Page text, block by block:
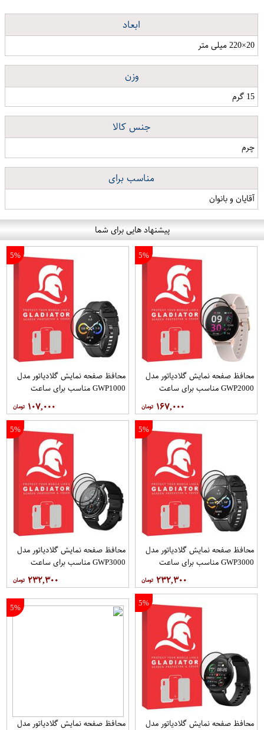
ابعاد
20×220 میلی متر
وزن
15 گرم
جنس کالا
چرم
مناسب برای
آقایان و بانوان
پیشنهاد هایی برای شما
5%
محافظ صفحه نمایش گلادیاتور مدل
GWP2000 مناسب برای ساعت
هوشمند شیائومی Imilab W11 بسته
دو عددی
۱۶۷,۰۰۰
5%
محافظ صفحه نمایش گلادیاتور مدل
GWP1000 مناسب برای ساعت
۱۰۷,۰۰۰
5%
محافظ صفحه نمایش گلادیاتور مدل
GWP3000 مناسب برای ساعت
هوشمند شیائومی Imilab W12 بسته
سه عددی
۲۳۲,۳۰۰
5%
محافظ صفحه نمایش گلادیاتور مدل
GWP3000 مناسب برای ساعت
هوشمند شیائومی Mibro Air بسته
سه عددی
۲۳۲,۳۰۰
5%
محافظ صفحه نمایش گلادیاتور مدل
5%
محافظ صفحه نمایش گلادیاتور مدل